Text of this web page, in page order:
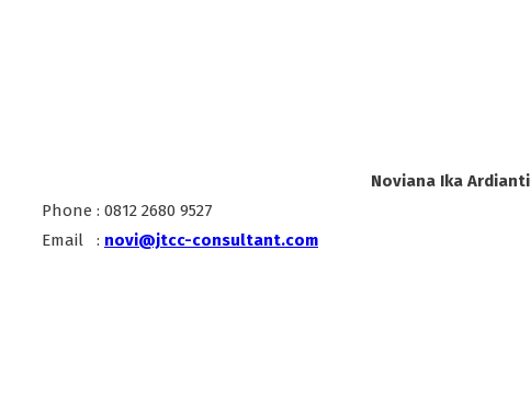
Noviana Ika Ardianti
Phone : 0812 2680 9527
Email : novi@jtcc-consultant.com